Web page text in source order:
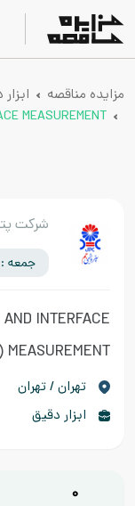
مزایده مناقصه
MEASUREMENT
شرکت
جمعه : 1405/05/16
INTERFACE
MEASUREMENT
تهران / تهران
ابزار دقیق
0